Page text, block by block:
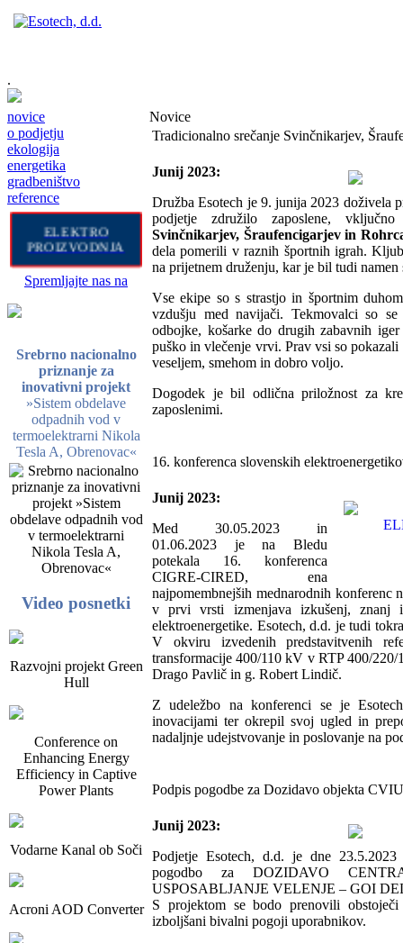
.
novice
o podjetju
ekologija
energetika
gradbeništvo
reference
ELEKTRO
PROIZVODNJA
Spremljajte nas na
Srebrno nacionalno
priznanje za
inovativni projekt
»Sistem obdelave
odpadnih vod v
termoelektrarni Nikola
Tesla A, Obrenovac«
Video posnetki
Razvojni projekt Green
Hull
Conference on
Enhancing Energy
Efficiency in Captive
Power Plants
Vodarne Kanal ob Soči
Acroni AOD Converter
Novice
Tradicionalno srečanje Svinčnikarjev,
Junij 2023:
Družba Esotech je 9. junija 2023 doživela
podjetje združilo zaposlene,
Svinčnikarjev, Šraufencigarjev in
dela pomerili v raznih športnih igrah.
na prijetnem druženju, kar je bil tudi namen
Vse ekipe so s strastjo in športnim
vzdušju med navijači. Tekmovalci so
odbojke, košarke do drugih zabavnih
puško in vlečenje vrvi. Prav vsi so
veseljem, smehom in dobro voljo.
Dogodek je bil odlična priložnost za
zaposlenimi.
16. konferenca slovenskih
Junij 2023:
Med 30.05.2023 in
01.06.2023 je na Bledu
potekala 16. konferenca
CIGRE-CIRED, ena
najpomembnejših mednarodnih konferenc
v prvi vrsti izmenjava izkušenj, znanj
elektroenergetike. Esotech, d.d. je tudi
V okviru izvedenih predstavitvenih
transformacije 400/110 kV v RTP 400/
Drago Pavlič in g. Robert Lindič.
Z udeležbo na konferenci se je
inovacijami ter okrepil svoj ugled in
nadaljnje udejstvovanje in poslovanje na
Podpis pogodbe za Dozidavo objekta
Junij 2023:
Podjetje Esotech, d.d. je dne
pogodbo za DOZIDAVO
USPOSABLJANJE VELENJE – GOI
S projektom se bodo prenovili
izboljšani bivalni pogoji uporabnikov.